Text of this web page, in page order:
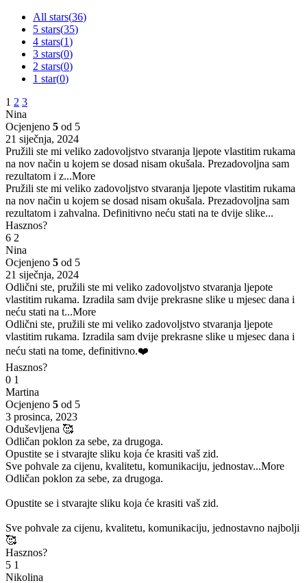
All stars(36)
5 stars(35)
4 stars(1)
3 stars(0)
2 stars(0)
1 star(0)
1 2 3
Nina
Ocjenjeno 5 od 5
21 siječnja, 2024
Pružili ste mi veliko zadovoljstvo stvaranja ljepote vlastitim rukama
na nov način u kojem se dosad nisam okušala. Prezadovoljna sam
rezultatom i z...More
Pružili ste mi veliko zadovoljstvo stvaranja ljepote vlastitim rukama
na nov način u kojem se dosad nisam okušala. Prezadovoljna sam
rezultatom i zahvalna. Definitivno neću stati na te dvije slike...
Hasznos?
6 2
Nina
Ocjenjeno 5 od 5
21 siječnja, 2024
Odlični ste, pružili ste mi veliko zadovoljstvo stvaranja ljepote
vlastitim rukama. Izradila sam dvije prekrasne slike u mjesec dana i
neću stati na t...More
Odlični ste, pružili ste mi veliko zadovoljstvo stvaranja ljepote
vlastitim rukama. Izradila sam dvije prekrasne slike u mjesec dana i
neću stati na tome, definitivno.❤️
Hasznos?
0 1
Martina
Ocjenjeno 5 od 5
3 prosinca, 2023
Oduševljena 🥰
Odličan poklon za sebe, za drugoga.
Opustite se i stvarajte sliku koja će krasiti vaš zid.
Sve pohvale za cijenu, kvalitetu, komunikaciju, jednostav...More
Odličan poklon za sebe, za drugoga.
Opustite se i stvarajte sliku koja će krasiti vaš zid.
Sve pohvale za cijenu, kvalitetu, komunikaciju, jednostavno najbolji
🥰
Hasznos?
5 1
Nikolina